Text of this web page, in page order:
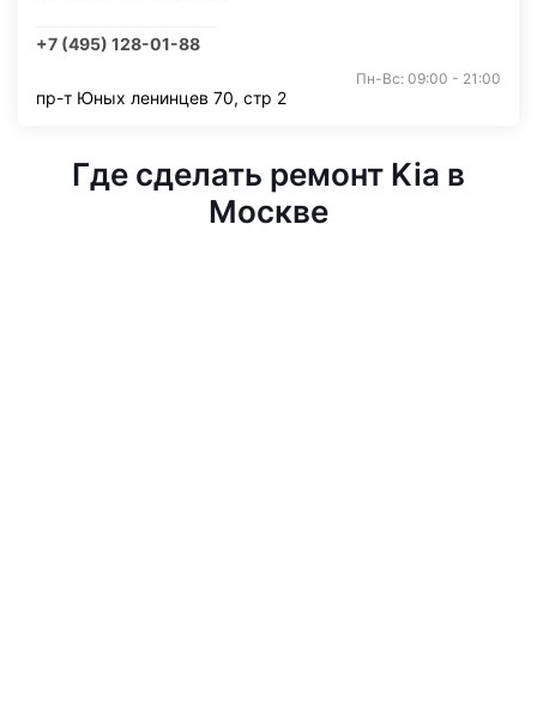
+7 (495) 128-01-88
Пн-Вс: 09:00 - 21:00
пр-т Юных ленинцев 70, стр 2
Где сделать ремонт Kia в
Москве